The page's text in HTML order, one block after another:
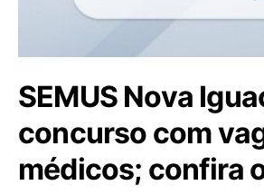
SEMUS Nova
concurso com
médicos; confira